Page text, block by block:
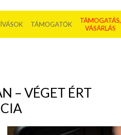
TÁMOGATÓK
TÁMOGATÁS,
VÁSÁRLÁS
– VÉGET ÉRT